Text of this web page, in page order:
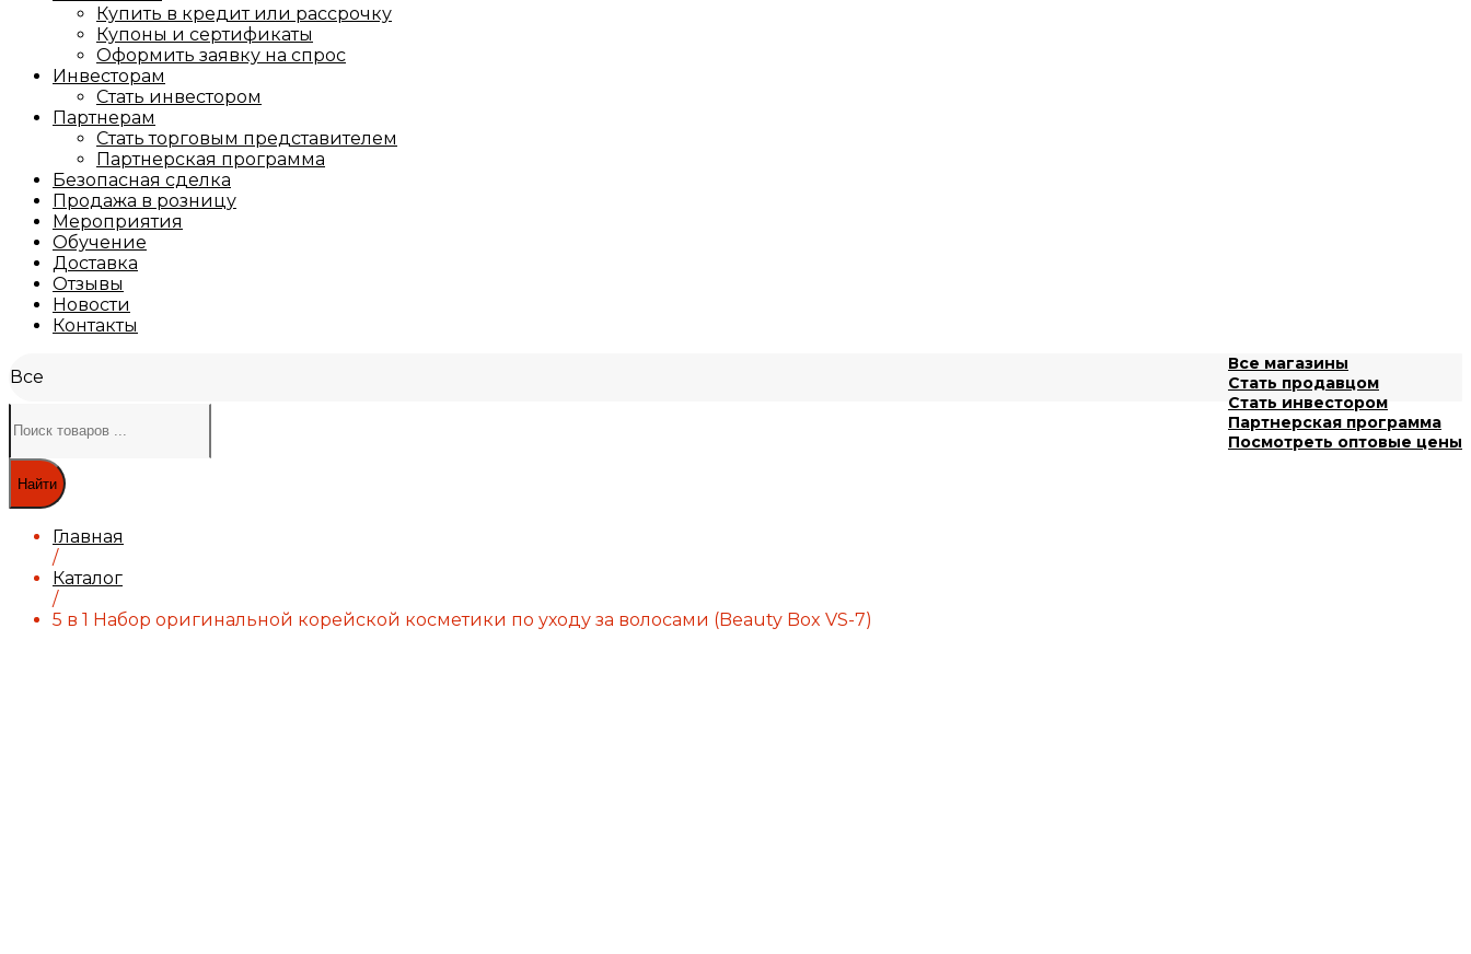
Купить в кредит или рассрочку
Купоны и сертификаты
Оформить заявку на спрос
Инвесторам
Стать инвестором
Партнерам
Стать торговым представителем
Партнерская программа
Безопасная сделка
Продажа в розницу
Мероприятия
Обучение
Доставка
Отзывы
Новости
Контакты
Все магазины
Стать продавцом
Стать инвестором
Партнерская программа
Посмотреть оптовые цены
Все
Найти
Главная
/
Каталог
/
5 в 1 Набор оригинальной корейской косметики по уходу за волосами (Beauty Box VS-7)